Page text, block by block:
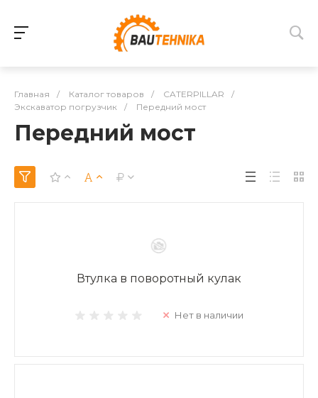
Главная / Каталог товаров / CATERPILLAR
/
Экскаватор погрузчик
/ Передний мост
Передний мост
Втулка в поворотный кулак
Нет в наличии